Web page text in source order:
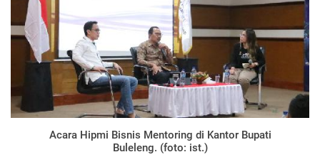
Acara Hipmi Bisnis Mentoring di Kantor Bupati
Buleleng. (foto: ist.)